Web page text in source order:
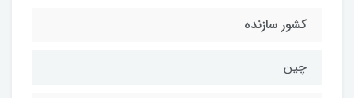
کشور سازنده
چین